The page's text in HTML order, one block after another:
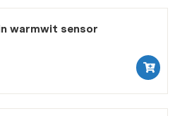
warmwit sensor